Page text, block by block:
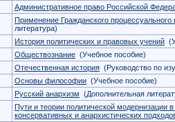
Административное право Российской
Применение Гражданского процессуального
литература)
История политических и правовых учений
Обществознание (Учебное пособие)
Отечественная история (Руководство по
Основы философии (Учебное пособие)
Русский анархизм (Дополнительная
Пути и теории политической модернизации
консервативных и анархистических